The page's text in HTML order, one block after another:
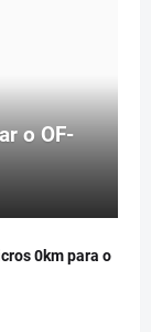
o OF-
0km para o